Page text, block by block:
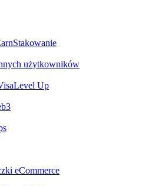
Stakowanie
użytkowników
Level Up
eCommerce